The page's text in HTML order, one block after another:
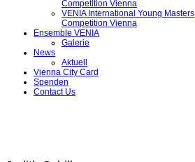
Competition Vienna
VENIA International Young Masters
Competition Vienna
Ensemble VENIA
Galerie
News
Aktuell
Vienna City Card
Spenden
Contact Us